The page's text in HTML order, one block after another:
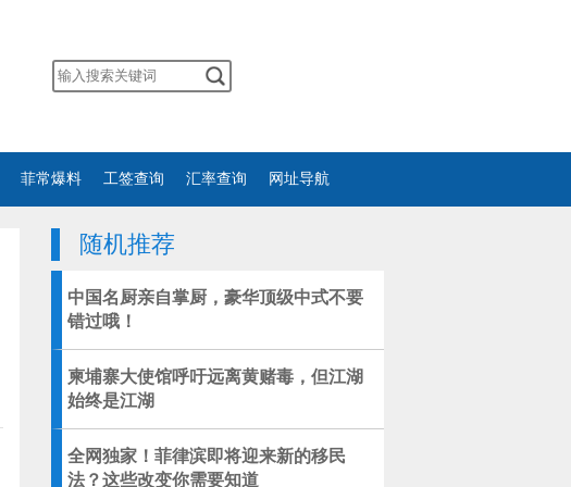
菲常爆料 工签查询 汇率查询 网址导航
随机推荐
中国名厨亲自掌厨，豪华顶级中式不要
错过哦！
柬埔寨大使馆呼吁远离黄赌毒，但江湖
始终是江湖
全网独家！菲律滨即将迎来新的移民
法？这些改变你需要知道